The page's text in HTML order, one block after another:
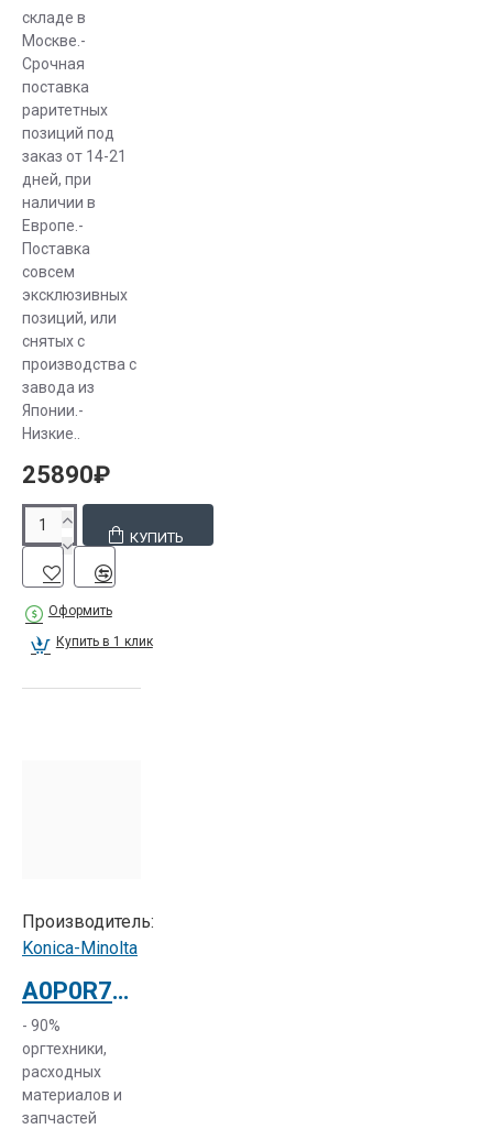
складе в
Москве.-
Срочная
поставка
раритетных
позиций под
заказ от 14-21
дней, при
наличии в
Европе.-
Поставка
совсем
эксклюзивных
позиций, или
снятых с
производства с
завода из
Японии.-
Низкие..
25890₽
КУПИТЬ
Оформить
Купить в 1 клик
Производитель:
Konica-Minolta
A0P0R70011 Блок переноса изображения Image Transfer Unit Konica Minolta bizhub C452/C552 (A2X0R70111)
- 90%
оргтехники,
расходных
материалов и
запчастей